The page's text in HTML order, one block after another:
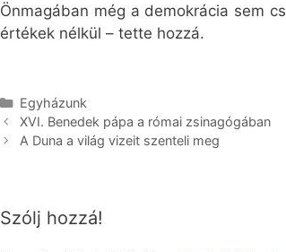
Önmagában még a demokrácia sem
értékek nélkül – tette hozzá.
Kategória
Egyházunk
XVI. Benedek pápa a római zsinagógában
A Duna a világ vizeit szenteli meg
Szólj hozzá!